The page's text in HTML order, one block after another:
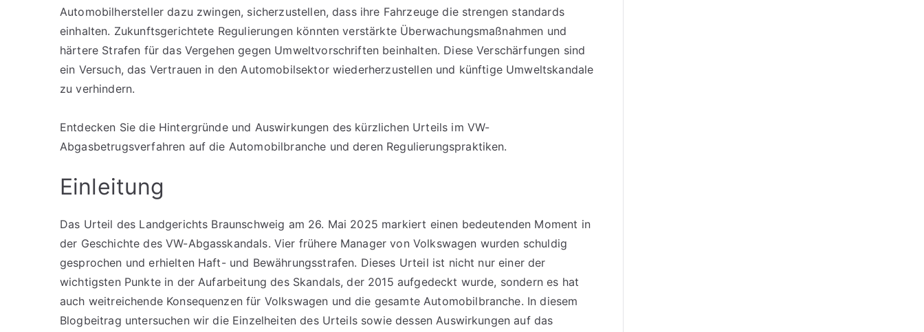
Automobilhersteller dazu zwingen, sicherzustellen, dass ihre Fahrzeuge die strengen standards
einhalten. Zukunftsgerichtete Regulierungen könnten verstärkte Überwachungsmaßnahmen und
härtere Strafen für das Vergehen gegen Umweltvorschriften beinhalten. Diese Verschärfungen sind
ein Versuch, das Vertrauen in den Automobilsektor wiederherzustellen und künftige Umweltskandale
zu verhindern.
Entdecken Sie die Hintergründe und Auswirkungen des kürzlichen Urteils im VW-
Abgasbetrugsverfahren auf die Automobilbranche und deren Regulierungspraktiken.
Einleitung
Das Urteil des Landgerichts Braunschweig am 26. Mai 2025 markiert einen bedeutenden Moment in
der Geschichte des VW-Abgasskandals. Vier frühere Manager von Volkswagen wurden schuldig
gesprochen und erhielten Haft- und Bewährungsstrafen. Dieses Urteil ist nicht nur einer der
wichtigsten Punkte in der Aufarbeitung des Skandals, der 2015 aufgedeckt wurde, sondern es hat
auch weitreichende Konsequenzen für Volkswagen und die gesamte Automobilbranche. In diesem
Blogbeitrag untersuchen wir die Einzelheiten des Urteils sowie dessen Auswirkungen auf das